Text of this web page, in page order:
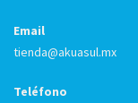
Email
tienda@akuasul.mx
Teléfono